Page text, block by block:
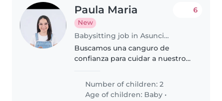
Paula Maria
New
Babysitting job in Asunción
6
Buscamos una canguro de
confianza para cuidar a nuestros
niño de primaria. Ideal que
disfrute con labores del hogar y
Number of children: 2
Age of children: Baby •